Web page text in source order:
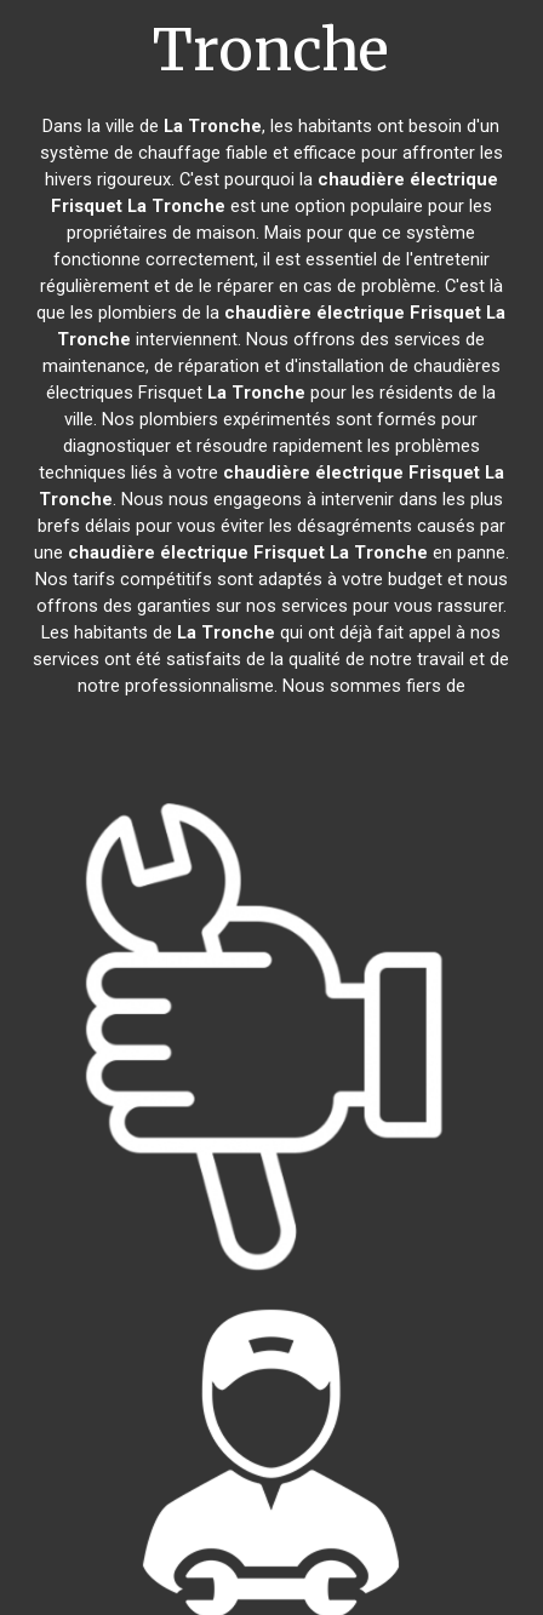
Tronche
Dans la ville de La Tronche, les habitants ont besoin d'un
système de chauffage fiable et efficace pour affronter les
hivers rigoureux. C'est pourquoi la chaudière électrique
Frisquet La Tronche est une option populaire pour les
propriétaires de maison. Mais pour que ce système
fonctionne correctement, il est essentiel de l'entretenir
régulièrement et de le réparer en cas de problème. C'est là
que les plombiers de la chaudière électrique Frisquet La
Tronche interviennent. Nous offrons des services de
maintenance, de réparation et d'installation de chaudières
électriques Frisquet La Tronche pour les résidents de la
ville. Nos plombiers expérimentés sont formés pour
diagnostiquer et résoudre rapidement les problèmes
techniques liés à votre chaudière électrique Frisquet La
Tronche. Nous nous engageons à intervenir dans les plus
brefs délais pour vous éviter les désagréments causés par
une chaudière électrique Frisquet La Tronche en panne.
Nos tarifs compétitifs sont adaptés à votre budget et nous
offrons des garanties sur nos services pour vous rassurer.
Les habitants de La Tronche qui ont déjà fait appel à nos
services ont été satisfaits de la qualité de notre travail et de
notre professionnalisme. Nous sommes fiers de